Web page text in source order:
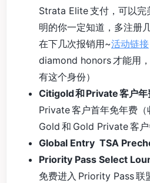
Strata Elite 支付，可以完
明的你一定知道，多注册
在下几次报销用~活动链接
diamond honors 才能用
有这个身份）
Citigold 和 Private 客户年
Private 客户首年免年费
Gold 和 Gold Private 客
Global Entry TSA
Priority Pass Select
免费进入 Priority Pass 联